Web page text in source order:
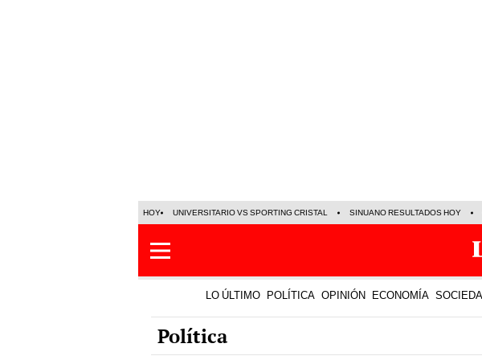
HOY UNIVERSITARIO VS SPORTING CRISTAL SINUANO RESULTADOS HOY
LO ÚLTIMO POLÍTICA OPINIÓN ECONOMÍA
Política